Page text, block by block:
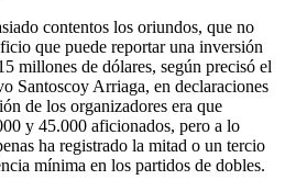
contentos los oriundos, que no
que puede reportar una inversión
millones de dólares, según precisó el
Santoscoy Arriaga, en declaraciones
de los organizadores era que
y 45.000 aficionados, pero a lo
ha registrado la mitad o un tercio
mínima en los partidos de dobles.